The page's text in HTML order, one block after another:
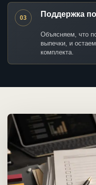
03 Поддержка
Объясняем, что
выпечки, и
комплекта.